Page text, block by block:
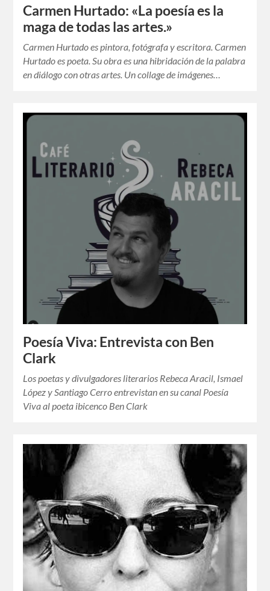
Carmen Hurtado: «La poesía es la
maga de todas las artes.»
Carmen Hurtado es pintora, fotógrafa y escritora. Carmen
Hurtado es poeta. Su obra es una hibridación de la palabra
en diálogo con otras artes. Un collage de imágenes…
Poesía Viva: Entrevista con Ben
Clark
Los poetas y divulgadores literarios Rebeca Aracil, Ismael
López y Santiago Cerro entrevistan en su canal Poesía
Viva al poeta ibicenco Ben Clark